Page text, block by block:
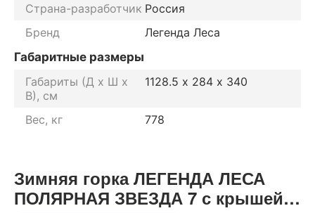
Страна-разработчик Россия
Бренд
Легенда Леса
Габаритные размеры
Габариты (Д х Ш х
В), см
1128.5 х 284 х 340
Вес, кг 778
Зимняя горка ЛЕГЕНДА ЛЕСА
ПОЛЯРНАЯ ЗВЕЗДА 7 с крышей